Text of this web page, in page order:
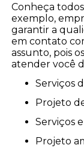
Conheça
exemplo,
garantir a
em contato
assunto, pois
atender você
serviços
projeto
serviços
projeto